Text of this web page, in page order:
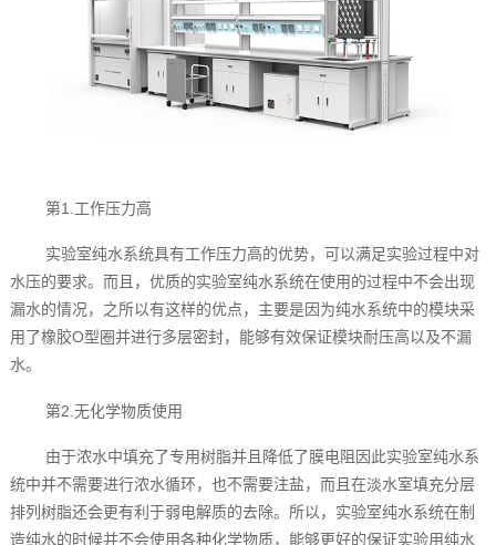
第1.工作压力高
实验室纯水系统‍具有工作压力高的优势，可以满足实验过程中对
水压的要求。而且，优质的实验室纯水系统‍在使用的过程中不会出现
漏水的情况，之所以有这样的优点，主要是因为纯水系统中的模块采
用了橡胶O型圈并进行多层密封，能够有效保证模块耐压高以及不漏
水。
第2.无化学物质使用
由于浓水中填充了专用树脂并且降低了膜电阻因此实验室纯水系
统‍中并不需要进行浓水循环，也不需要注盐，而且在淡水室填充分层
排列树脂还会更有利于弱电解质的去除。所以，实验室纯水系统‍在制
造纯水的时候并不会使用各种化学物质，能够更好的保证实验用纯水